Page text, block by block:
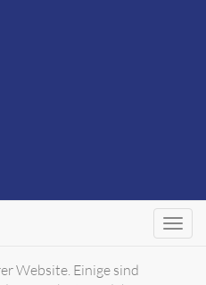
Website. Einige sind